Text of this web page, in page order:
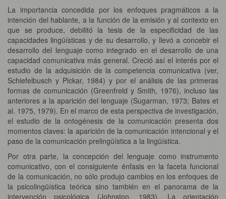
La importancia concedida por los enfoques pragmáticos a la
intención del hablante, a la función de la emisión y al contexto en
que se produce, debilitó la tesis de la especificidad de las
capacidades lingüísticas y de su desarrollo, y llevó a concebir el
desarrollo del lenguaje como integrado en el desarrollo de una
capacidad comunicativa más general. Creció así el interés por el
estudio de la adquisición de la competencia comunicativa (ver,
Schiefelbusch y Pickar, 1984) y por el análisis de las primeras
formas de comunicación (Greenfreld y Smith, 1976), incluso las
anteriores a la aparición del lenguaje (Sugarman, 1973; Bates et
al. 1975, 1979). En el marco de esta perspectiva de investigación,
el estudio de la ontogénesis de la comunicación presenta dos
momentos claves: la aparición de la comunicación intencional y el
paso de la comunicación prelingüística a la lingüística.
Por otra parte, la concepción del lenguaje como instrumento
comunicativo, con el consiguiente énfasis en la faceta funcional
de la comunicación, no sólo produjo cambios en los enfoques de
la psicolingüística teórica sino también en el panorama de la
intervención psicológica (Johnston, 1983). La orientación